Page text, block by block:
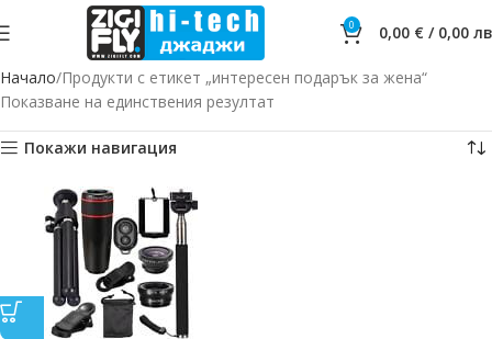
0 0,00 € / 0,00
Начало Продукти с етикет „интересен подарък за жена“
Показване на единствения резултат
Покажи навигация